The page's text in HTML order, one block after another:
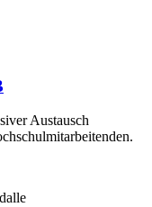
Austausch